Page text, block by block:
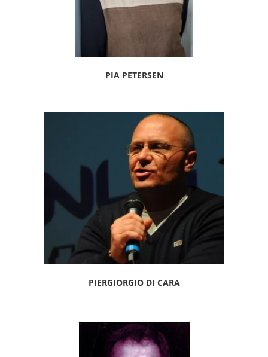
PIA PETERSEN
PIERGIORGIO DI CARA